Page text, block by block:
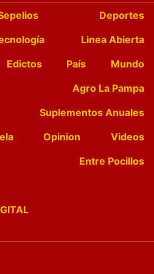
Deportes
Linea Abierta
Edictos País
Mundo
Agro La Pampa
Suplementos Anuales
Opinion
Videos
Entre Pocillos